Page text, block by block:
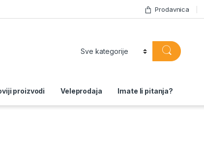
Prodavnica
proizvodi Veleprodaja Imate li pitanja?